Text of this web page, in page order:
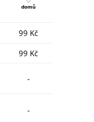
domů
99 Kč
99 Kč
-
-